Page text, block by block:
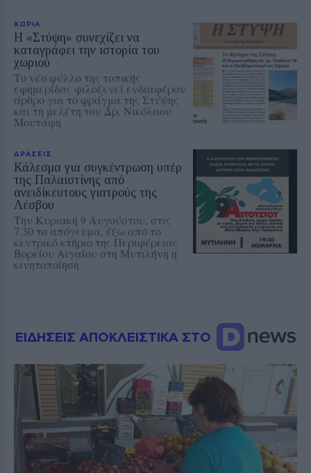
ΧΩΡΙΑ
Η «Στύψη» συνεχίζει να
καταγράφει την ιστορία του
χωριού
Το νέο φύλλο της τοπικής
εφημερίδας φιλοξενεί ενδιαφέρον
άρθρο για το φράγμα της Στύψης
και τη μελέτη του Δρ. Νικόλαου
Μουτάφη
ΔΡΑΣΕΙΣ
Κάλεσμα για συγκέντρωση υπέρ
της Παλαιστίνης από
ανειδίκευτους γιατρούς της
Λέσβου
Την Κυριακή 9 Αυγούστου, στις
7.30 το απόγευμα, έξω από το
κεντρικό κτήριο της Περιφέρειας
Βορείου Αιγαίου στη Μυτιλήνη η
κινητοποίηση
ΕΙΔΗΣΕΙΣ ΑΠΟΚΛΕΙΣΤΙΚΑ ΣΤΟ